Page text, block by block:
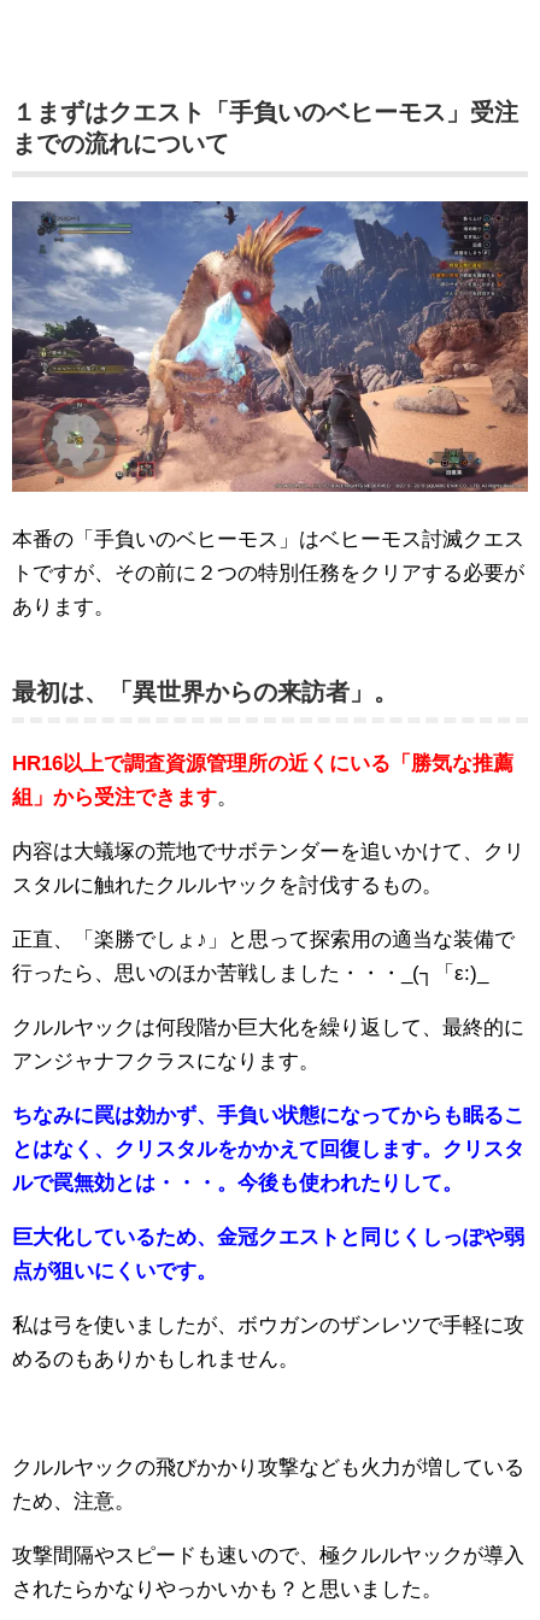
１まずはクエスト「手負いのベヒーモス」受注
までの流れについて
本番の「手負いのベヒーモス」はベヒーモス討滅クエス
トですが、その前に２つの特別任務をクリアする必要が
あります。
最初は、「異世界からの来訪者」。
HR16以上で調査資源管理所の近くにいる「勝気な推薦
組」から受注できます。
内容は大蟻塚の荒地でサボテンダーを追いかけて、クリ
スタルに触れたクルルヤックを討伐するもの。
正直、「楽勝でしょ♪」と思って探索用の適当な装備で
行ったら、思いのほか苦戦しました・・・_(┐「ε:)_
クルルヤックは何段階か巨大化を繰り返して、最終的に
アンジャナフクラスになります。
ちなみに罠は効かず、手負い状態になってからも眠るこ
とはなく、クリスタルをかかえて回復します。クリスタ
ルで罠無効とは・・・。今後も使われたりして。
巨大化しているため、金冠クエストと同じくしっぽや弱
点が狙いにくいです。
私は弓を使いましたが、ボウガンのザンレツで手軽に攻
めるのもありかもしれません。
クルルヤックの飛びかかり攻撃なども火力が増している
ため、注意。
攻撃間隔やスピードも速いので、極クルルヤックが導入
されたらかなりやっかいかも？と思いました。